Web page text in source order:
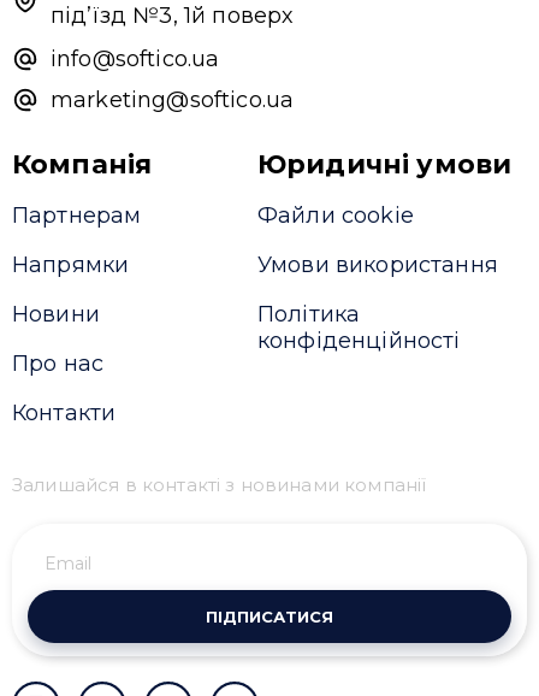
під’їзд №3, 1й поверх
info@softico.ua
marketing@softico.ua
Компанія
Партнерам
Напрямки
Новини
Про нас
Контакти
Юридичні умови
Файли cookie
Умови використання
Політика
конфіденційності
Залишайся в контакті з новинами компанії
ПІДПИСАТИСЯ